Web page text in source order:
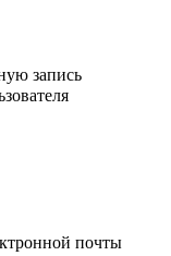
запись
почты